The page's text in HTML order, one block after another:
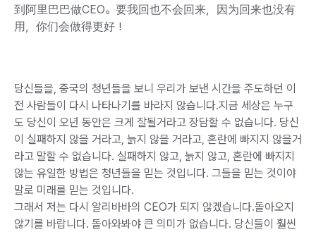
到阿里巴巴做CEO。要我回也不会回来，因为回来也没有
用，你们会做得更好！
당신들을, 중국의 청년들을 보니 우리가 보낸 시간을 주도하던 이
전 사람들이 다시 나타나기를 바라지 않습니다.지금 세상은 누구
도 당신이 오년 동안은 크게 잘될거라고 장담할 수 없습니다. 당신
이 실패하지 않을 거라고, 늙지 않을 거라고, 혼란에 빠지지 않을거
라고 말할 수 없습니다. 실패하지 않고, 늙지 않고, 혼란에 빠지지
않는 유일한 방법은 청년들을 믿는 것입니다. 그들을 믿는 것이야
말로 미래를 믿는 것입니다.
그래서 저는 다시 알리바바의 CEO가 되지 않겠습니다.돌아오지
않기를 바랍니다. 돌아와봐야 큰 의미가 없습니다. 당신들이 훨씬